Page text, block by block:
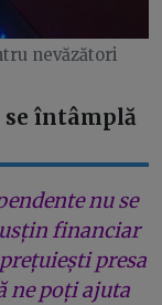
nevăzători
se întâmplă
nu se
financiar
presa
ne poți ajuta